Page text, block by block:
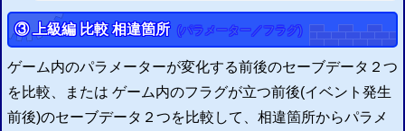
③ 上級編 比較 相違箇所 (パラメーター／フラグ)
ゲーム内のパラメーターが変化する前後のセーブデータ２つ
を比較、または ゲーム内のフラグが立つ前後(イベント発生
前後)のセーブデータ２つを比較して、相違箇所からパラメ